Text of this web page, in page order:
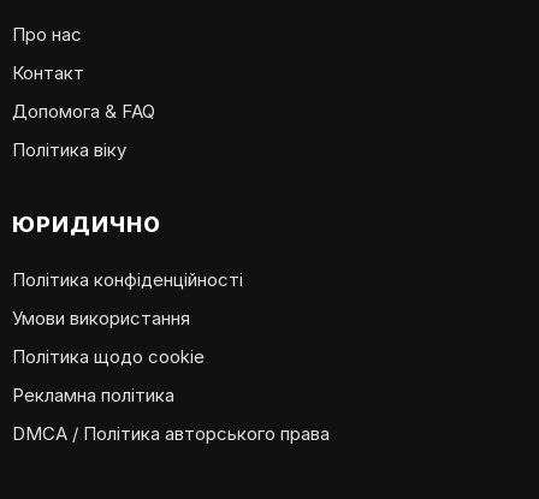
Про нас
Контакт
Допомога & FAQ
Політика віку
ЮРИДИЧНО
Політика конфіденційності
Умови використання
Політика щодо cookie
Рекламна політика
DMCA / Політика авторського права